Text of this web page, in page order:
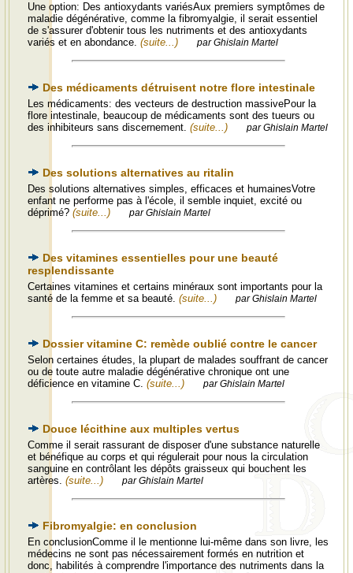
Une option: Des antioxydants variésAux premiers symptômes de
maladie dégénérative, comme la fibromyalgie, il serait essentiel
de s'assurer d'obtenir tous les nutriments et des antioxydants
variés et en abondance. (suite...) par Ghislain Martel
Des médicaments détruisent notre flore intestinale
Les médicaments: des vecteurs de destruction massivePour la
flore intestinale, beaucoup de médicaments sont des tueurs ou
des inhibiteurs sans discernement. (suite...) par Ghislain Martel
Des solutions alternatives au ritalin
Des solutions alternatives simples, efficaces et humainesVotre
enfant ne performe pas à l'école, il semble inquiet, excité ou
déprimé? (suite...) par Ghislain Martel
Des vitamines essentielles pour une beauté
resplendissante
Certaines vitamines et certains minéraux sont importants pour la
santé de la femme et sa beauté. (suite...) par Ghislain Martel
Dossier vitamine C: remède oublié contre le cancer
Selon certaines études, la plupart de malades souffrant de cancer
ou de toute autre maladie dégénérative chronique ont une
déficience en vitamine C. (suite...) par Ghislain Martel
Douce lécithine aux multiples vertus
Comme il serait rassurant de disposer d'une substance naturelle
et bénéfique au corps et qui régulerait pour nous la circulation
sanguine en contrôlant les dépôts graisseux qui bouchent les
artères. (suite...) par Ghislain Martel
Fibromyalgie: en conclusion
En conclusionComme il le mentionne lui-même dans son livre, les
médecins ne sont pas nécessairement formés en nutrition et
donc, habilités à comprendre l'importance des nutriments dans la